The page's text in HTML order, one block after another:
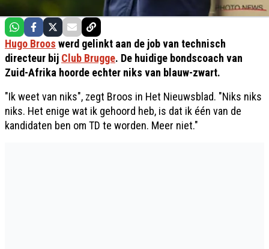
Hugo Broos werd gelinkt aan de job van technisch
directeur bij Club Brugge. De huidige bondscoach van
Zuid-Afrika hoorde echter niks van blauw-zwart.
"Ik weet van niks", zegt Broos in Het Nieuwsblad. "Niks niks
niks. Het enige wat ik gehoord heb, is dat ik één van de
kandidaten ben om TD te worden. Meer niet."